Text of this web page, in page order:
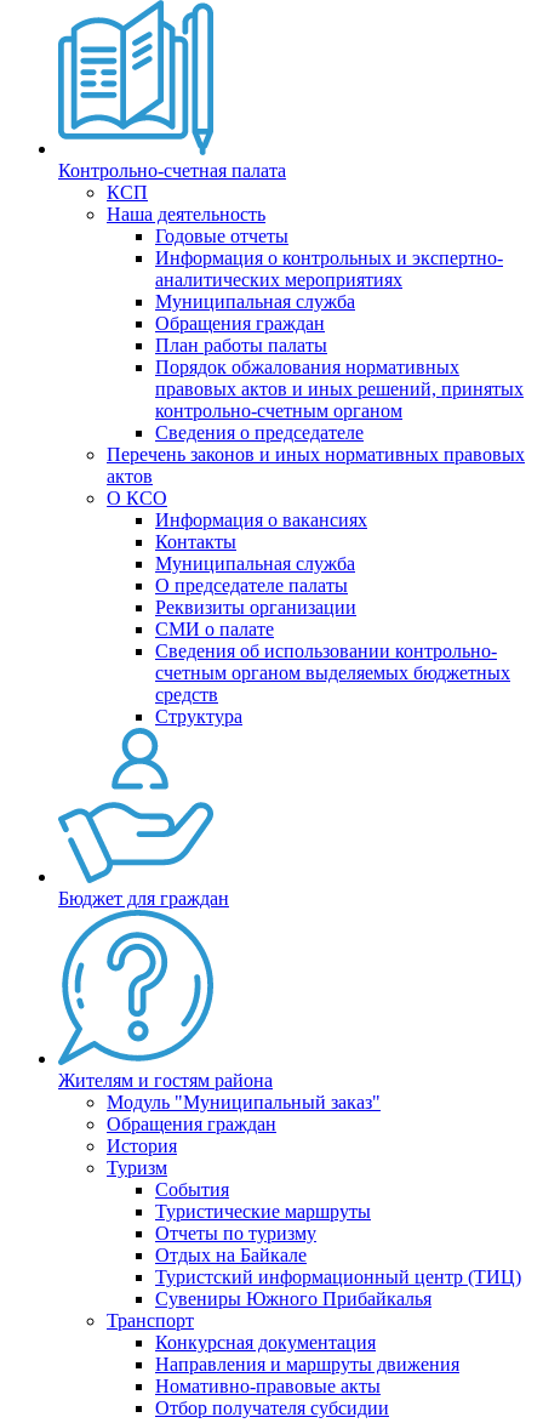
Контрольно-счетная палата
КСП
Наша деятельность
Годовые отчеты
Информация о контрольных и экспертно-
аналитических мероприятиях
Муниципальная служба
Обращения граждан
План работы палаты
Порядок обжалования нормативных
правовых актов и иных решений, принятых
контрольно-счетным органом
Сведения о председателе
Перечень законов и иных нормативных правовых
актов
О КСО
Информация о вакансиях
Контакты
Муниципальная служба
О председателе палаты
Реквизиты организации
СМИ о палате
Сведения об использовании контрольно-
счетным органом выделяемых бюджетных
средств
Структура
Бюджет для граждан
Жителям и гостям района
Модуль "Муниципальный заказ"
Обращения граждан
История
Туризм
События
Туристические маршруты
Отчеты по туризму
Отдых на Байкале
Туристский информационный центр (ТИЦ)
Сувениры Южного Прибайкалья
Транспорт
Конкурсная документация
Направления и маршруты движения
Номативно-правовые акты
Отбор получателя субсидии